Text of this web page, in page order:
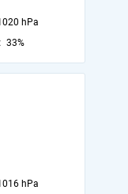
hPa
33%
hPa